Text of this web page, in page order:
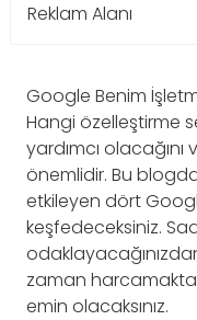
Reklam Alanı
Google Benim
Hangi özelleştirme
yardımcı olacağını
önemlidir. Bu
etkileyen dört
keşfedeceksiniz.
zaman
emin olacaksınız.